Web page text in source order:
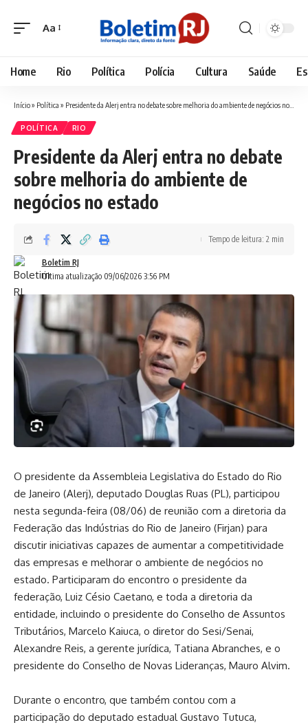
Font
Aa
Home Rio Política Polícia Cultura Saúde
Início» Política » Presidente da Alerj entra no debate sobre melhoria do ambiente de negócios no estado
POLÍTICA RIO
Presidente da Alerj entra no debate
sobre melhoria do ambiente de
negócios no estado
Última atualização 09/06/2026 3:56 PM
Boletim RJ
Tempo de leitura: 2 min
O presidente da Assembleia Legislativa do Estado do Rio
de Janeiro (Alerj), deputado Douglas Ruas (PL), participou
nesta segunda-feira (08/06) de reunião com a diretoria da
Federação das Indústrias do Rio de Janeiro (Firjan) para
discutir iniciativas capazes de aumentar a competitividade
das empresas e melhorar o ambiente de negócios no
estado. Participaram do encontro o presidente da
federação, Luiz Césio Caetano, e toda a diretoria da
entidade, incluindo o presidente do Conselho de Assuntos
Tributários, Marcelo Kaiuca, o diretor do Sesi/Senai,
Alexandre Reis, a gerente jurídica, Tatiana Abranches, e o
presidente do Conselho de Novas Lideranças, Mauro Alvim.
Durante o encontro, que também contou com a
participação do deputado estadual Gustavo Tutuca,